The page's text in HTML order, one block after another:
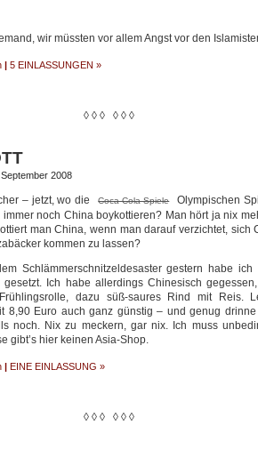
wir müssten vor allem Angst vor den
| 5 EINLASSUNGEN »
◊ ◊ ◊ ◊ ◊ ◊
2008
– jetzt, wo die Coca-Cola-Spiele
Olympischen
noch China boykottieren? Man hört ja nix
man China, wenn man darauf verzichtet, sich
kommen zu lassen?
Schlämmerschnitzeldesaster gestern habe ich
gesetzt. Ich habe allerdings Chinesisch
dazu süß-saures Rind mit Reis.
8,90 Euro auch ganz günstig – und genug
noch. Nix zu meckern, gar nix. Ich muss
gibt’s hier keinen Asia-Shop.
| EINE EINLASSUNG »
◊ ◊ ◊ ◊ ◊ ◊